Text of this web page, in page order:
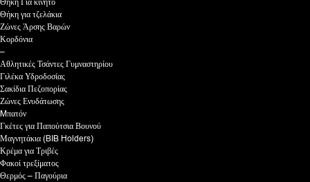
Θήκη για τζελάκια
Ζώνες Άρσης Βαρών
Κορδόνια
–
Αθλητικές Τσάντες Γυμναστηρίου
Γιλέκα Υδροδοσίας
Σακίδια Πεζοπορίας
Ζώνες Ενυδάτωσης
Mπατόν
Γκέτες για Παπούτσια Βουνού
Μαγνητάκια (BIB Holders)
Κρέμα για Τριβές
Φακοί τρεξίματος
Θερμός – Παγούρια